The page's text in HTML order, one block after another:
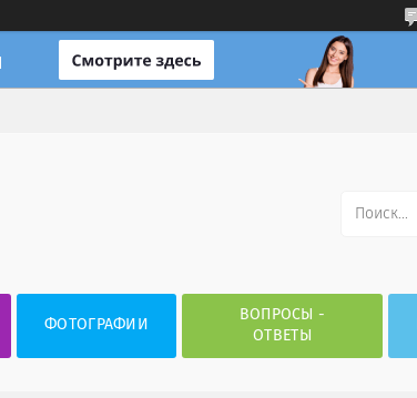
ФОТОГРАФИИ
ВОПРОСЫ -
ОТВЕТЫ